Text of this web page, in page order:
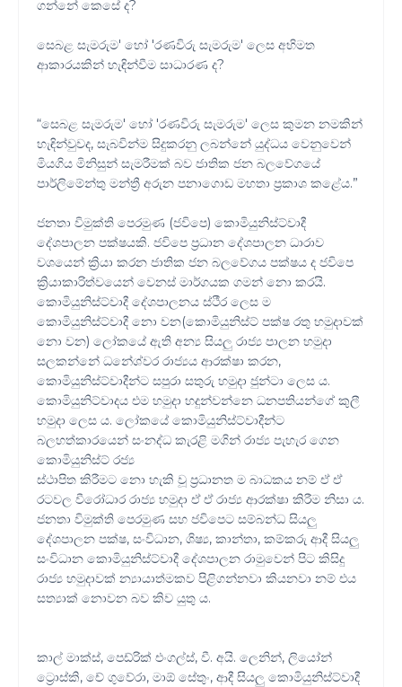
ගන්නේ කෙසේ ද?
සෙබළ සැමරුම' හෝ 'රණවිරු සැමරුම' ලෙස අභිමත
ආකාරයකින් හැඳින්වීම සාධාරණ ද?
“සෙබළ සැමරුම' හෝ 'රණවිරු සැමරුම' ලෙස කුමන නමකින්
හැඳින්වුවද, සැබවින්ම සිදුකරනු ලබන්නේ යුද්ධය වෙනුවෙන්
මියගිය මිනිසුන් සැමරීමක් බව ජාතික ජන බලවේගයේ
පාර්ලිමේන්තු මන්ත්‍රී අරුන පනාගොඩ මහතා ප්‍රකාශ කළේය.”
ජනතා විමුක්ති පෙරමුණ (ජවිපෙ) කොමියුනිස්ට්වාදී
දේශපාලන පක්ෂයකි. ජවිපෙ ප්‍රධාන දේශපාලන ධාරාව
වශයෙන් ක්‍රියා කරන ජාතික ජන බලවේගය පක්ෂය ද ජවිපෙ
ක්‍රියාකාරිත්වයෙන් වෙනස් මාර්ගයක ගමන් නො කරයි.
කොමියුනිස්ට්වාදී දේශපාලනය ස්ථීර ලෙස ම
කොමියුනිස්ට්වාදී නො වන(කොමියුනිස්ට් පක්ෂ රතු හමුදාවක්
නො වන) ලෝකයේ ඇති අන්‍ය සියලු රාජ්‍ය පාලන හමුදා
සලකන්නේ ධනේශ්වර රාජ්‍යය ආරක්ෂා කරන,
කොමියුනිස්ට්වාදීන්ට සපුරා සතුරු හමුදා ජුන්ටා ලෙස ය.
කොමියුනිට්වාදය එම හමුදා හදුන්වන්නෙ ධනපතියන්ගේ කුලී
හමුදා ලෙස ය. ලෝකයේ කොමියුනිස්ට්වාදීන්ට
බලහත්කාරයෙන් සංනද්ධ කැරළි මගින් රාජ්‍ය පැහැර ගෙන
කොමියුනිස්ට් රජ්‍ය
ස්ථාපිත කිරීමට නො හැකි වූ ප්‍රධානත ම බාධකය නම් ඒ ඒ
රටවල වීරෝධාර රාජ්‍ය හමුදා ඒ ඒ රාජ්‍ය ආරක්ෂා කිරීම නිසා ය.
ජනතා විමුක්ති පෙරමුණ සහ ජවිපෙට සම්බන්ධ සියලු
දේශපාලන පක්ෂ, සංවිධාන, ශිෂ්‍ය, කාන්තා, කම්කරු ආදී සියලු
සංවිධාන කොමියුනිස්ට්වාදී දේශපාලන රාමුවෙන් පිට කිසිදු
රාජ්‍ය හමුදාවක් න්‍යායාත්මකව පිළිගන්නවා කියනවා නම් එය
සත්‍යාක් නොවන බව කිව යුතු ය.
කාල් මාක්ස්, පෙඩ්රික් එංගල්ස්, වී. අයි. ලෙනින්, ලියෝන්
ට්‍රොස්කි, චේ ගුවේරා, මාඕ සේතුං, ආදී සියලු කොමියුනිස්ට්වාදී